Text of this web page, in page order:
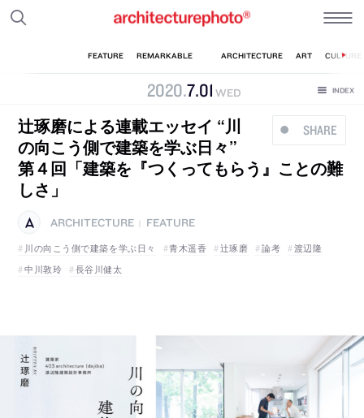
2020.7.01 WED
SHARE
辻琢磨による連載エッセイ “川
の向こう側で建築を学ぶ日々”
第４回「建築を『つくってもらう』ことの難
しさ」
ARCHITECTURE
FEATURE
川の向こう側で建築を学ぶ日々
青木遥香 辻琢磨 論考
渡辺隆
中川敦玲
長谷川健太